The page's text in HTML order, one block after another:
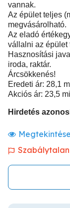
vannak.
Az épület teljes
megvásárolható.
Az eladó
vállalni az épület
Hasznosítási
iroda, raktár.
Árcsökkenés!
Eredeti ár: 28,1
Akciós ár: 23,5
Hirdetés